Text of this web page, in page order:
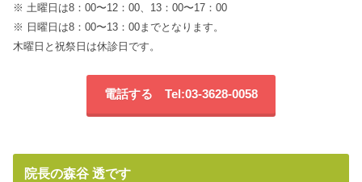
※ 土曜日は8：00〜12：00、13：00〜17：00
※ 日曜日は8：00〜13：00までとなります。
木曜日と祝祭日は休診日です。
電話する Tel:03-3628-0058
院長の森谷 透です